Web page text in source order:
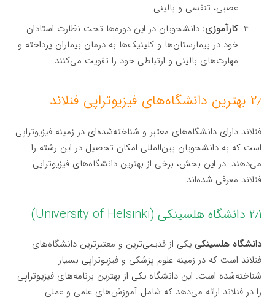
عصبی، تنفسی و بالینی.
کارآموزی: دانشجویان در این دوره‌ها تحت نظارت استادان
خود در بیمارستان‌ها و کلینیک‌ها به درمان بیماران پرداخته و
مهارت‌های بالینی و ارتباطی خود را تقویت می‌کنند.
۲٫ بهترین دانشگاه‌های فیزیوتراپی فنلاند
فنلاند دارای دانشگاه‌های معتبر و شناخته‌شده‌ای در زمینه فیزیوتراپی
است که به دانشجویان بین‌المللی امکان تحصیل در این رشته را
می‌دهند. در این بخش، برخی از بهترین دانشگاه‌های فیزیوتراپی
فنلاند معرفی شده‌اند.
۲٫۱ دانشگاه هلسینکی (University of Helsinki)
دانشگاه هلسینکی یکی از قدیمی‌ترین و معتبرترین دانشگاه‌های
فنلاند است که در زمینه علوم پزشکی و فیزیوتراپی بسیار
شناخته‌شده است. این دانشگاه یکی از بهترین برنامه‌های فیزیوتراپی
را در فنلاند ارائه می‌دهد که شامل آموزش‌های علمی و عملی